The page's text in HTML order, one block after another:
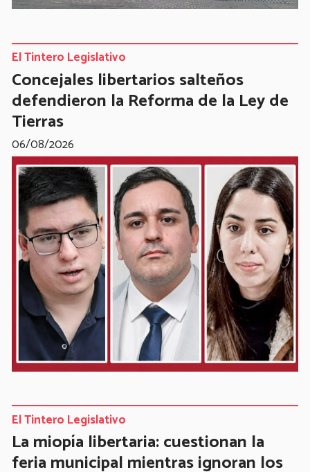
Concejales libertarios salteños
defendieron la Reforma de la Ley de
Tierras
El Tintero Legislativo
06/08/2026
La miopía libertaria: cuestionan la
feria municipal mientras ignoran los
El Tintero Legislativo